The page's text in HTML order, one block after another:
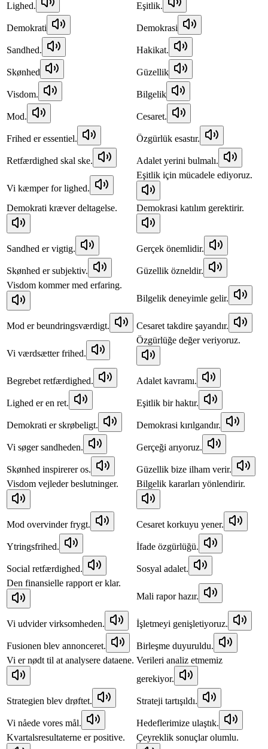
Lighed. Eşitlik.
Demokrati Demokrasi
Sandhed. Hakikat.
Skønhed Güzellik
Visdom. Bilgelik
Mod. Cesaret.
Frihed er essentiel. Özgürlük esastır.
Retfærdighed skal ske. Adalet yerini bulmalı.
Vi kæmper for lighed.
Eşitlik için mücadele ediyoruz.
Demokrati kræver deltagelse. Demokrasi katılım gerektirir.
Sandhed er vigtig. Gerçek önemlidir.
Skønhed er subjektiv.
Güzellik özneldir.
Visdom kommer med erfaring.
Bilgelik deneyimle gelir.
Mod er beundringsværdigt. Cesaret takdire şayandır.
Vi værdsætter frihed.
Özgürlüğe değer veriyoruz.
Begrebet retfærdighed. Adalet kavramı.
Lighed er en ret. Eşitlik bir haktır.
Demokrati er skrøbeligt. Demokrasi kırılgandır.
Vi søger sandheden. Gerçeği arıyoruz.
Skønhed inspirerer os.
Güzellik bize ilham verir.
Visdom vejleder beslutninger.
Bilgelik kararları yönlendirir.
Mod overvinder frygt. Cesaret korkuyu yener.
Ytringsfrihed. İfade özgürlüğü.
Social retfærdighed.
Sosyal adalet.
Den finansielle rapport er klar.
Mali rapor hazır.
Vi udvider virksomheden. İşletmeyi genişletiyoruz.
Fusionen blev annonceret.
Birleşme duyuruldu.
Vi er nødt til at analysere dataene. Verileri analiz etmemiz
gerekiyor.
Strategien blev drøftet. Strateji tartışıldı.
Vi nåede vores mål.
Hedeflerimize ulaştık.
Kvartalsresultaterne er positive.
Çeyreklik sonuçlar olumlu.